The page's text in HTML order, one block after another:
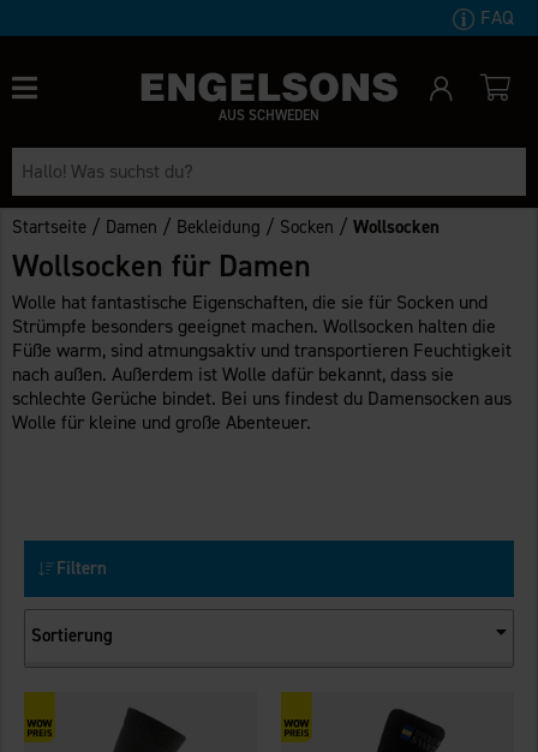
FAQ
AUS SCHWEDEN
Startseite / Damen / Bekleidung / Socken /Wollsocken
Wollsocken für Damen
Wolle hat fantastische Eigenschaften, die sie für Socken und
Strümpfe besonders geeignet machen. Wollsocken halten die
Füße warm, sind atmungsaktiv und transportieren Feuchtigkeit
nach außen. Außerdem ist Wolle dafür bekannt, dass sie
schlechte Gerüche bindet. Bei uns findest du Damensocken aus
Wolle für kleine und große Abenteuer.
Filtern
Sortierung